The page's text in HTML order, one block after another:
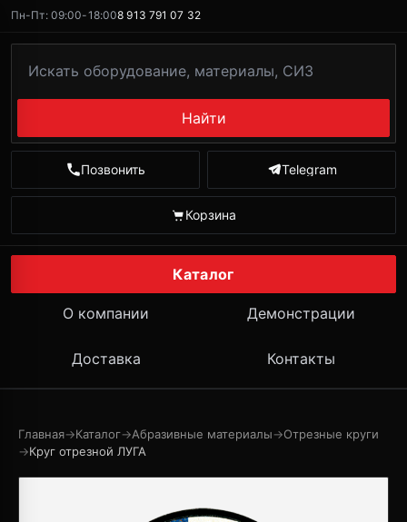
Пн-Пт: 09:00-18:008 913 791 07 32
Найти
Позвонить Telegram
Корзина
Каталог
О компании Демонстрации
Доставка Контакты
Главная→Каталог→Абразивные материалы→Отрезные круги
→Круг отрезной ЛУГА